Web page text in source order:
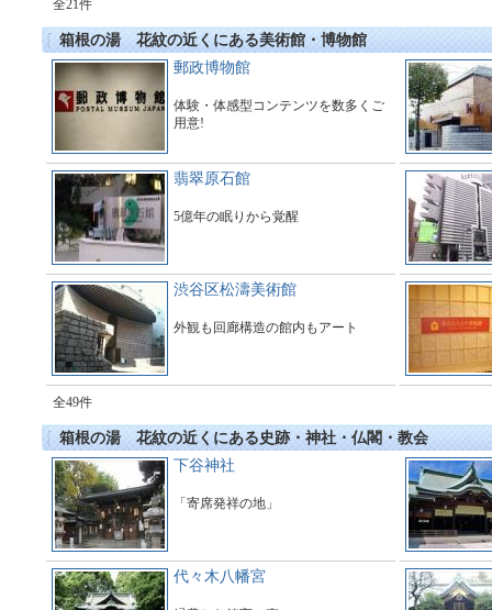
全21件
箱根の湯 花紋の近くにある美術館・博物館
郵政博物館
体験・体感型コンテンツを数多くご
用意!
翡翠原石館
5億年の眠りから覚醒
渋谷区松濤美術館
外観も回廊構造の館内もアート
全49件
箱根の湯 花紋の近くにある史跡・神社・仏閣・教会
下谷神社
「寄席発祥の地」
代々木八幡宮